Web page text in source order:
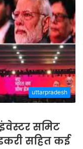
uttarpradesh
समिट
सहित कई